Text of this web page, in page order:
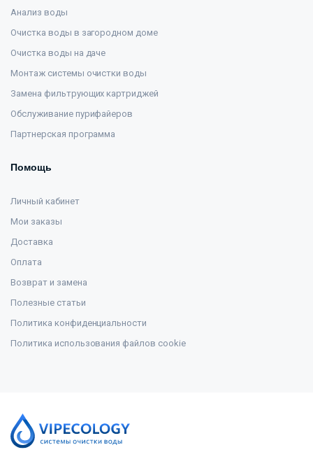
Анализ воды
Очистка воды в загородном доме
Очистка воды на даче
Монтаж системы очистки воды
Замена фильтрующих картриджей
Обслуживание пурифайеров
Партнерская программа
Помощь
Личный кабинет
Мои заказы
Доставка
Оплата
Возврат и замена
Полезные статьи
Политика конфиденциальности
Политика использования файлов cookie